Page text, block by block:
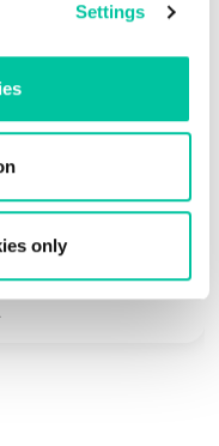
Settings
only
and
is an absolute
compliant with